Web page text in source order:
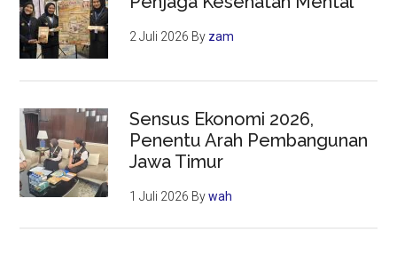
2 Juli 2026 By zam
Sensus Ekonomi 2026,
Penentu Arah Pembangunan
Jawa Timur
1 Juli 2026 Bywah